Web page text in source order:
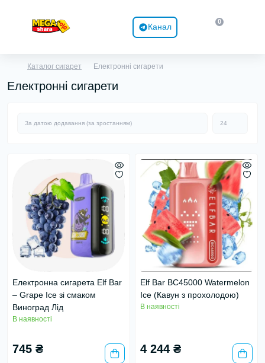
Канал
0
Каталог сигарет Електронні сигарети
Електронні сигарети
Електронна сигарета Elf Bar
– Grape Ice зі смаком
Виноград Лід
В наявності
745 ₴
Elf Bar BC45000 Watermelon
Ice (Кавун з прохолодою)
В наявності
4 244 ₴